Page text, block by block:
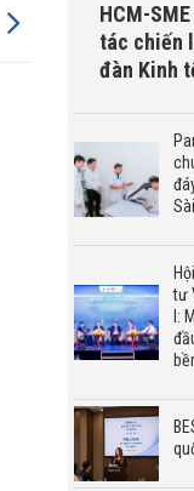
HCM-
tác chiến
đàn Kinh
tư
I: